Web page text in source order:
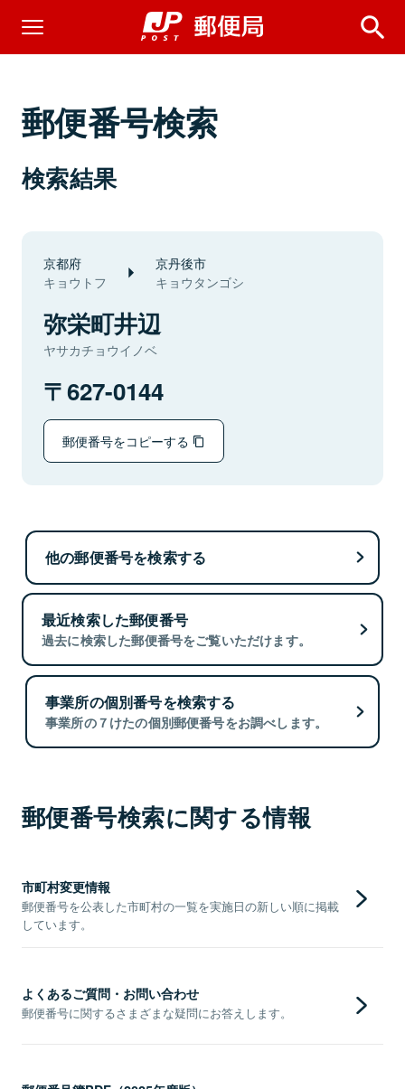
郵便番号検索
検索結果
京都府
キョウトフ
京丹後市
キョウタンゴシ
弥栄町井辺
ヤサカチョウイノベ
627-0144
郵便番号をコピーする
他の郵便番号を検索する
最近検索した郵便番号
過去に検索した郵便番号をご覧いただけます。
事業所の個別番号を検索する
事業所の７けたの個別郵便番号をお調べします。
郵便番号検索に関する情報
市町村変更情報
郵便番号を公表した市町村の一覧を実施日の新しい順に掲載
しています。
よくあるご質問・お問い合わせ
郵便番号に関するさまざまな疑問にお答えします。